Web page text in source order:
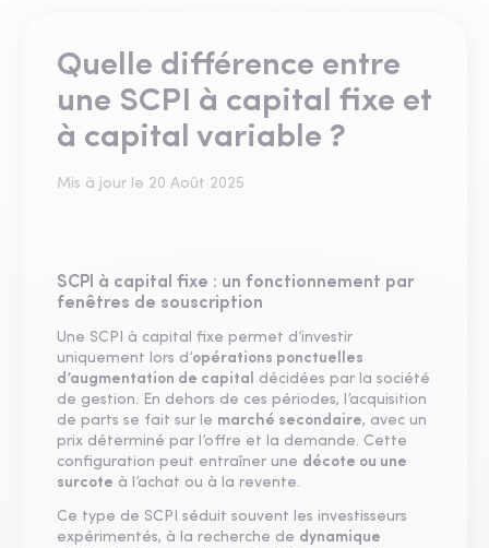
Quelle différence entre
une SCPI à capital fixe et
à capital variable ?
Mis à jour le 20 Août 2025
SCPI à capital fixe : un fonctionnement par
fenêtres de souscription
Une SCPI à capital fixe permet d’investir
uniquement lors d’opérations ponctuelles
d’augmentation de capital décidées par la société
de gestion. En dehors de ces périodes, l’acquisition
de parts se fait sur le marché secondaire, avec un
prix déterminé par l’offre et la demande. Cette
configuration peut entraîner une décote ou une
surcote à l’achat ou à la revente.
Ce type de SCPI séduit souvent les investisseurs
expérimentés, à la recherche de dynamique